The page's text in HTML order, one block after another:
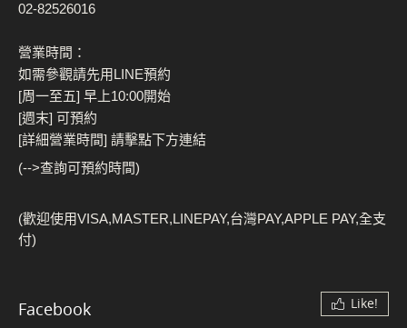
02-82526016
營業時間：
如需參觀請先用LINE預約
[周一至五] 早上10:00開始
[週末] 可預約
[詳細營業時間] 請擊點下方連結
(-->查詢可預約時間)
(歡迎使用VISA,MASTER,LINEPAY,台灣PAY,APPLE PAY,全支
付)
Facebook Like!